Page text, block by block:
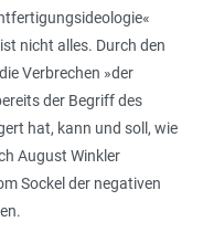
nicht alles. Durch den
Verbrechen »der
der Begriff des
hat, kann und soll, wie
August Winkler
Sockel der negativen